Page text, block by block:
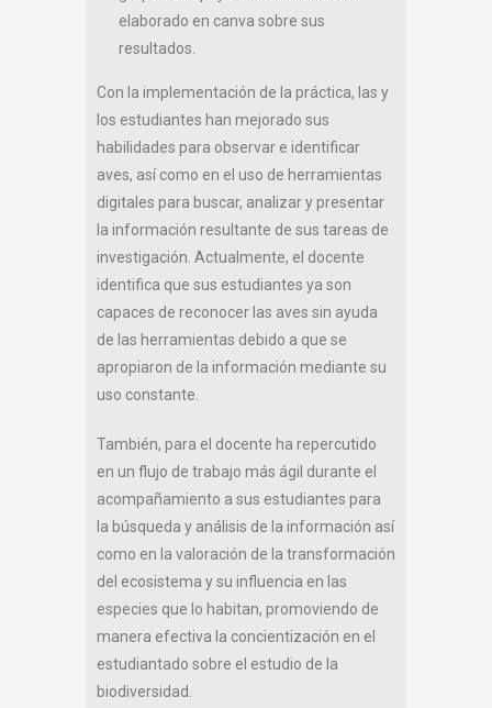
elaborado en canva sobre sus
resultados.
Con la implementación de la práctica, las y
los estudiantes han mejorado sus
habilidades para observar e identificar
aves, así como en el uso de herramientas
digitales para buscar, analizar y presentar
la información resultante de sus tareas de
investigación. Actualmente, el docente
identifica que sus estudiantes ya son
capaces de reconocer las aves sin ayuda
de las herramientas debido a que se
apropiaron de la información mediante su
uso constante.
También, para el docente ha repercutido
en un flujo de trabajo más ágil durante el
acompañamiento a sus estudiantes para
la búsqueda y análisis de la información así
como en la valoración de la transformación
del ecosistema y su influencia en las
especies que lo habitan, promoviendo de
manera efectiva la concientización en el
estudiantado sobre el estudio de la
biodiversidad.